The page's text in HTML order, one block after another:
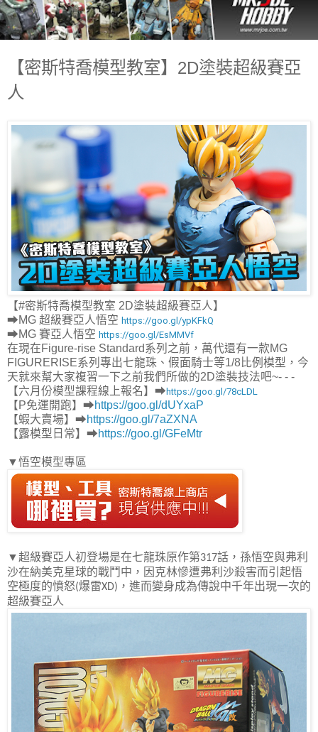
【密斯特喬模型教室】2D塗裝超級賽亞
人
【#密斯特喬模型教室 2D塗裝超級賽亞人】
➡MG 超級賽亞人悟空 https://goo.gl/ypKFkQ
➡MG 賽亞人悟空 https://goo.gl/EsMMVf
在現在Figure-rise Standard系列之前，萬代還有一款MG
FIGURERISE系列專出七龍珠、假面騎士等1/8比例模型，今
天就來幫大家複習一下之前我們所做的2D塗裝技法吧~- - -
【六月份模型課程線上報名】➡ https://goo.gl/78cLDL
【P免運開跑】➡https://goo.gl/dUYxaP
【蝦大賣場】➡https://goo.gl/7aZXNA
【露模型日常】➡https://goo.gl/GFeMtr
▼悟空模型專區
▼超級賽亞人初登場是在七龍珠原作第317話，孫悟空與弗利
沙在納美克星球的戰鬥中，因克林慘遭弗利沙殺害而引起悟
空極度的憤怒(爆雷XD) ，進而變身成為傳說中千年出現一次的
超級賽亞人